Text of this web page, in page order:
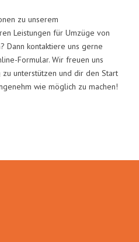
zu unserem
Leistungen für Umzüge von
Dann kontaktiere uns gerne
Formular. Wir freuen uns
unterstützen und dir den Start
wie möglich zu machen!